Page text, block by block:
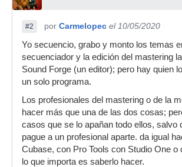
#2 por Carmelopec el 10/05/2020
Yo secuencio, grabo y monto los temas
secuenciador y la edición del mastering
Sound Forge (un editor); pero hay quien
un solo programa.
Los profesionales del mastering o de la
hacer más que una de las dos cosas;
casos que se lo apañan todo ellos, salvo
pague a un profesional aparte. da igual
Cubase, con Pro Tools con Studio One o
lo que importa es saberlo hacer.